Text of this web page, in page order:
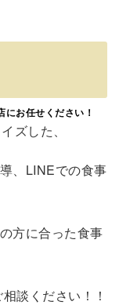
にお任せください！
ズした、
、LINEでの食事
方に合った食事
談ください！！